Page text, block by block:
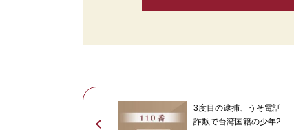
3度目の逮捕、うそ電話
詐欺で台湾国籍の少年2